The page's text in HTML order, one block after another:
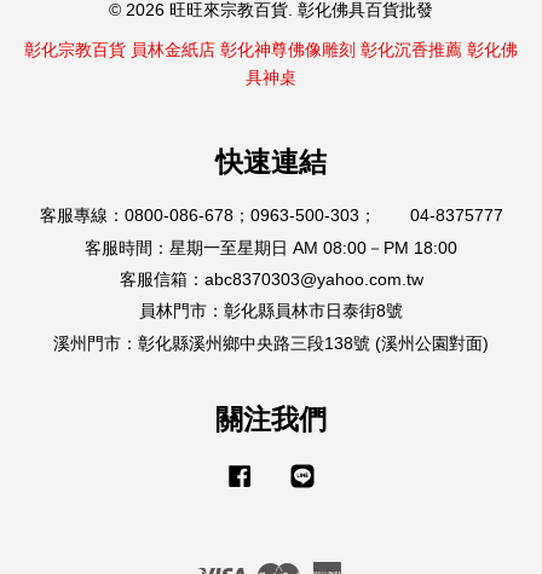
© 2026 旺旺來宗教百貨. 彰化佛具百貨批發
彰化宗教百貨 員林金紙店 彰化神尊佛像雕刻 彰化沉香推薦 彰化佛
具神桌
快速連結
客服專線：0800-086-678；0963-500-303； 04-8375777
客服時間：星期一至星期日 AM 08:00－PM 18:00
客服信箱：abc8370303@yahoo.com.tw
員林門市：彰化縣員林市日泰街8號
溪州門市：彰化縣溪州鄉中央路三段138號 (溪州公園對面)
關注我們
Facebook